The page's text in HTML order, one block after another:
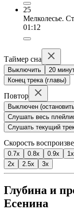
25
Мелколесье.
01:12
Таймер сна
Выключить 20
Конец трека (главы)
Повтор
Выключен
Слушать весь
Слушать текущий
Скорость
0.7x 0.8x 0.9x 1x
2x
2.5x 3x
Глубина и
Есенина